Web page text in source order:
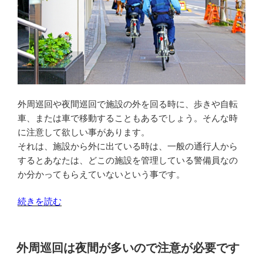
外周巡回や夜間巡回で施設の外を回る時に、歩きや自転
車、または車で移動することもあるでしょう。そんな時
に注意して欲しい事があります。
それは、施設から外に出ている時は、一般の通行人から
するとあなたは、どこの施設を管理している警備員なの
か分かってもらえていないという事です。
“外
回
中
続きを読む
外周巡回は夜間が多いので注意が必要です